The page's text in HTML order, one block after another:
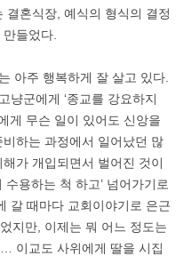
결혼식장, 예식의 형식의 결정
들었다.
아주 행복하게 잘 살고 있다.
냥군에게 ‘종교를 강요하지
게 무슨 일이 있어도 신앙을
하는 과정에서 일어났던 많
가 개입되면서 벌어진 것이
용하는 척 하고’ 넘어가기로
갈 때마다 교회이야기로 은근
지만, 이제는 뭐 어느 정도는
이교도 사위에게 딸을 시집